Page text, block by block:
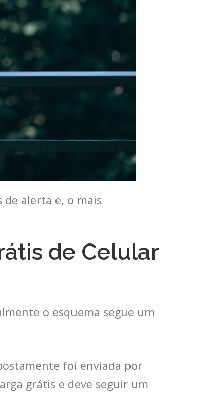
de alerta e, o mais
de Celular
o esquema segue um
foi enviada por
grátis e deve seguir um